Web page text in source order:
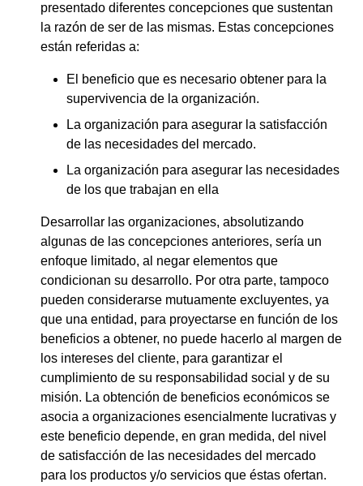
presentado diferentes concepciones que sustentan
la razón de ser de las mismas. Estas concepciones
están referidas a:
El beneficio que es necesario obtener para la
supervivencia de la organización.
La organización para asegurar la satisfacción
de las necesidades del mercado.
La organización para asegurar las necesidades
de los que trabajan en ella
Desarrollar las organizaciones, absolutizando
algunas de las concepciones anteriores, sería un
enfoque limitado, al negar elementos que
condicionan su desarrollo. Por otra parte, tampoco
pueden considerarse mutuamente excluyentes, ya
que una entidad, para proyectarse en función de los
beneficios a obtener, no puede hacerlo al margen de
los intereses del cliente, para garantizar el
cumplimiento de su responsabilidad social y de su
misión. La obtención de beneficios económicos se
asocia a organizaciones esencialmente lucrativas y
este beneficio depende, en gran medida, del nivel
de satisfacción de las necesidades del mercado
para los productos y/o servicios que éstas ofertan.